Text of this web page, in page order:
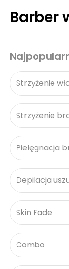
Barber
Strzyżenie
Strzyżenie
Pielęgnacja
Depilacja uszu
Skin Fade
Combo